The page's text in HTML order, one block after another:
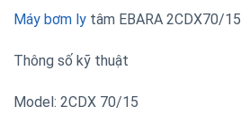
Máy bơm ly tâm EBARA 2CDX70/15
Thông số kỹ thuật
Model: 2CDX 70/15